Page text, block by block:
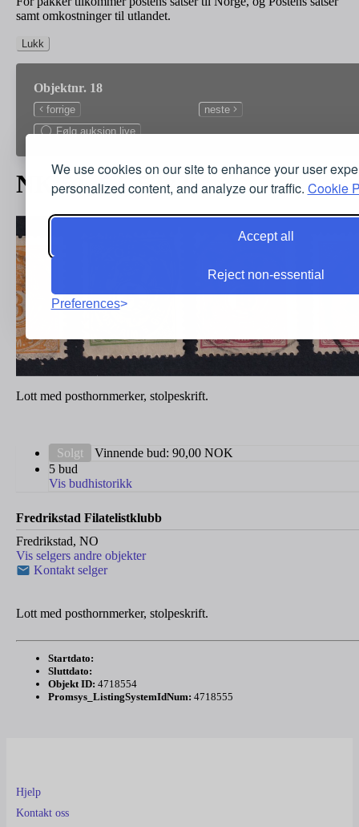
We use cookies on our site to enhance your user
personalized content, and analyze our traffic. Cookie
Accept all
Reject non-essential
Preferences
samt omkostninger til utlandet.
Lukk
Objektnr. 18
forrige
neste
Følg auksjon live
NK 51, 52, 53x2
Lott med posthornmerker, stolpeskrift.
Solgt Vinnende bud: 90,00 NOK
5 bud
Vis budhistorikk
Fredrikstad Filatelistklubb
Fredrikstad, NO
Vis selgers andre objekter
Kontakt selger
Lott med posthornmerker, stolpeskrift.
Startdato:
Sluttdato:
Objekt ID: 4718554
Promsys_ListingSystemIdNum: 4718555
Hjelp
Kontakt oss